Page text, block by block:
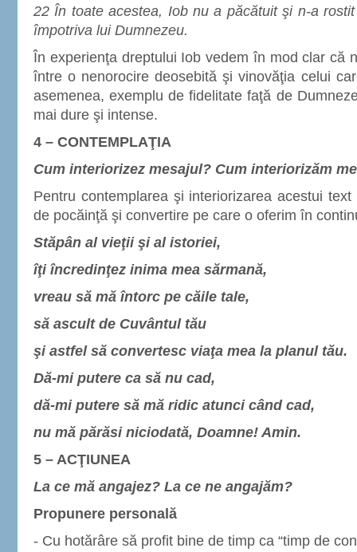
22 În toate acestea, Iob nu a păcătuit şi n-a
împotriva lui Dumnezeu.
În experienţa dreptului Iob vedem în mod clar că
între o nenorocire deosebită şi vinovăţia celui
asemenea, exemplu de fidelitate faţă de
mai dure şi intense.
4 – CONTEMPLAŢIA
Cum interiorizez mesajul? Cum interiorizăm
Pentru contemplarea şi interiorizarea acestui
de pocăinţă şi convertire pe care o oferim în
Stăpân al vieţii şi al istoriei,
îţi încredinţez inima mea sărmană,
vreau să mă întorc pe căile tale,
să ascult de Cuvântul tău
şi astfel să convertesc viaţa mea la planul tău.
Dă-mi putere ca să nu cad,
dă-mi putere să mă ridic atunci când cad,
nu mă părăsi niciodată, Doamne! Amin.
5 – ACŢIUNEA
La ce mă angajez? La ce ne angajăm?
Propunere personală
- Cu hotărâre să profit bine de timp ca “timp de